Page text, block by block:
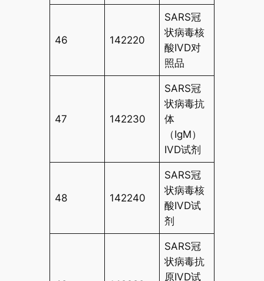
46 142220
SARS冠
状病毒核
酸IVD对
照品
47 142230
SARS冠
状病毒抗
体
（IgM）
IVD试剂
48 142240
SARS冠
状病毒核
酸IVD试
剂
SARS冠
状病毒抗
原IVD试